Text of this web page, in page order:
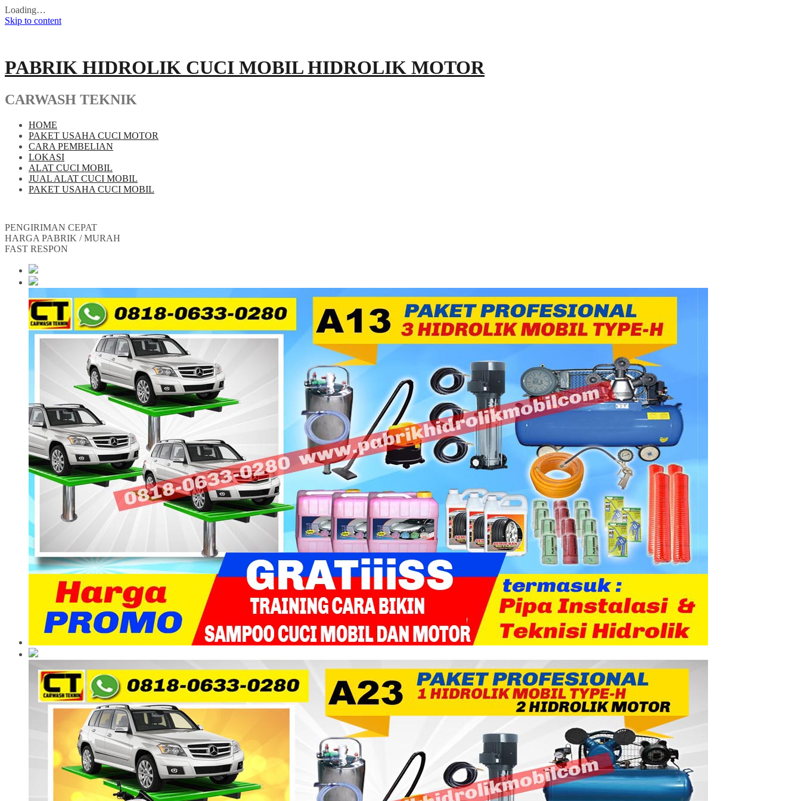
Loading…
Skip to content
PABRIK HIDROLIK CUCI MOBIL HIDROLIK MOTOR
CARWASH TEKNIK
HOME
PAKET USAHA CUCI MOTOR
CARA PEMBELIAN
LOKASI
ALAT CUCI MOBIL
JUAL ALAT CUCI MOBIL
PAKET USAHA CUCI MOBIL
PENGIRIMAN CEPAT
HARGA PABRIK / MURAH
FAST RESPON